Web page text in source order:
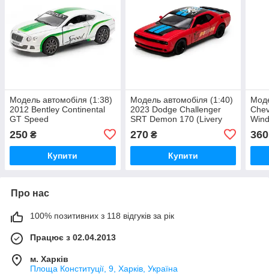
Модель автомобіля (1:38)
2012 Bentley Continental
GT Speed
250 ₴
Купити
Модель автомобіля (1:40)
2023 Dodge Challenger
SRT Demon 170 (Livery
270₴
Купити
360
Про нас
100% позитивних з 118 відгуків за рік
Працює з 02.04.2013
м. Харків
Площа Конституції, 9, Харків, Україна